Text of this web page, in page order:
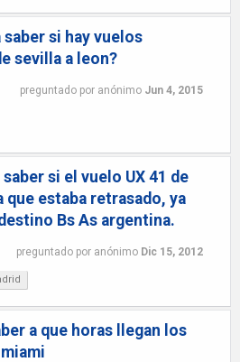
si hay vuelos
sevilla a leon?
preguntado por anónimo Jun 4, 2015
si el vuelo UX 41 de
que estaba retrasado, ya
Bs As argentina.
preguntado por anónimo Dic 15, 2012
a que horas llegan los